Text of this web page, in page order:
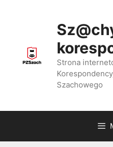
Strona
Szachowego